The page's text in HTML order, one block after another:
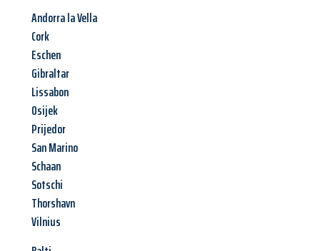
Andorra la Vella
Cork
Eschen
Gibraltar
Lissabon
Osijek
Prijedor
San Marino
Schaan
Sotschi
Thorshavn
Vilnius